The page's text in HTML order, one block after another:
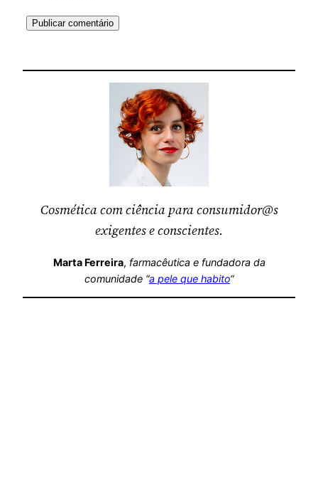
Cosmética com ciência para consumidor@s
exigentes e conscientes.
Marta Ferreira, farmacêutica e fundadora da
comunidade “a pele que habito“